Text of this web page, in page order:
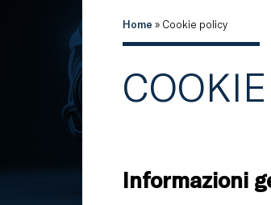
Home » Cookie policy
Informazioni